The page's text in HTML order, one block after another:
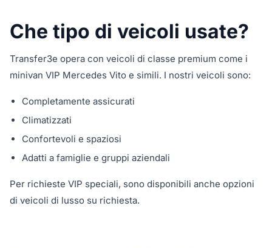
Che tipo di veicoli usate?
Transfer3e opera con veicoli di classe premium come i
minivan VIP Mercedes Vito e simili. I nostri veicoli sono:
Completamente assicurati
Climatizzati
Confortevoli e spaziosi
Adatti a famiglie e gruppi aziendali
Per richieste VIP speciali, sono disponibili anche opzioni
di veicoli di lusso su richiesta.